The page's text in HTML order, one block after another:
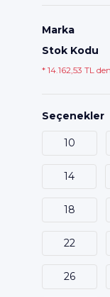
Marka
Stok Kodu
* 14.162,53 TL
Seçenekler
10
14
18
22
26